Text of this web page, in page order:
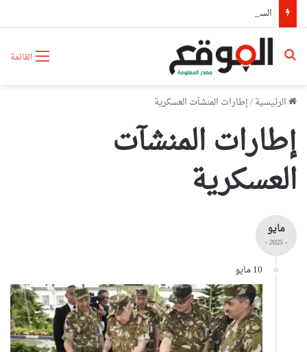
القائمة بحث عن
الرئيسية/إطارات المنشآت العسكرية
إطارات المنشآت
العسكرية
مايو
- 2025 -
10 مايو